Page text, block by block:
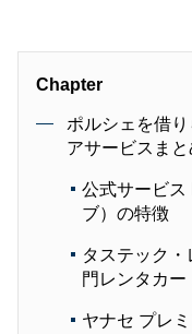
Chapter
ポルシェを借
アサービスまと
公式サービス
ブ）の特徴
タステック
門レンタカー
ヤナセ プレ